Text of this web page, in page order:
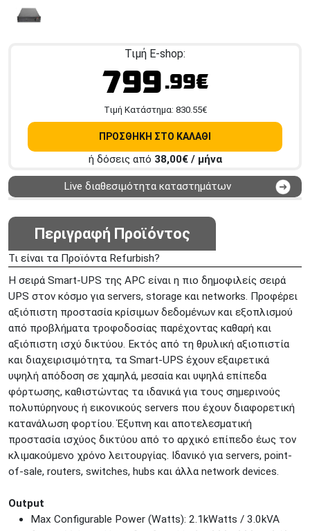
Τιμή E-shop:
799.99€
Tιμή Κατάστημα: 830.55€
ΠΡΟΣΘΗΚΗ ΣΤΟ ΚΑΛΑΘΙ
ή δόσεις από 38,00€ / μήνα
Live διαθεσιμότητα καταστημάτων
ΑΘΗΝΑ
ΠΕΡΙΣΤΕΡΙ
ΠΕΙΡΑΙΑΣ
Κονδύλη
ΜΕΤΑΜΟΡΦΩΣΗ
Τατοϊόυ 117
ΓΛΥΦΑΔΑ
A. Παπανδρέου 4
ΚΟΛΩΝΟΣ
Πτολεμαίου Κλαύδιου 8
ΚΕΝΤΡΙΚΕΣ ΑΠΟΘΗΚΕΣ
Προσοχή!
Η Διαθεσιμότητα μεταβάλλεται συνεχώς
Διαβάστε εδώ
Περιγραφή Προϊόντος
Τι είναι τα Προϊόντα Refurbish?
Η σειρά Smart-UPS της APC είναι η πιο δημοφιλείς σειρά
UPS στον κόσμο για servers, storage και networks. Προφέρει
αξιόπιστη προστασία κρίσιμων δεδομένων και εξοπλισμού
από προβλήματα τροφοδοσίας παρέχοντας καθαρή και
αξιόπιστη ισχύ δικτύου. Εκτός από τη θρυλική αξιοπιστία
και διαχειρισιμότητα, τα Smart-UPS έχουν εξαιρετικά
υψηλή απόδοση σε χαμηλά, μεσαία και υψηλά επίπεδα
φόρτωσης, καθιστώντας τα ιδανικά για τους σημερινούς
πολυπύρηνους ή εικονικούς servers που έχουν διαφορετική
κατανάλωση φορτίου. Έξυπνη και αποτελεσματική
προστασία ισχύος δικτύου από το αρχικό επίπεδο έως τον
κλιμακούμενο χρόνο λειτουργίας. Ιδανικό για servers, point-
of-sale, routers, switches, hubs και άλλα network devices.
Output
Max Configurable Power (Watts): 2.1kWatts / 3.0kVA